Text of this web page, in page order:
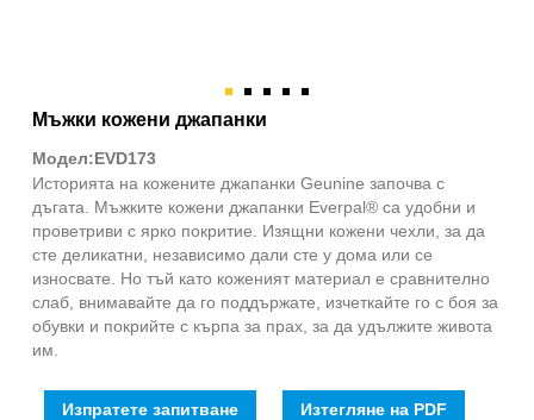
Мъжки кожени джапанки
Модел:EVD173
Историята на кожените джапанки Geunine започва с
дъгата. Мъжките кожени джапанки Everpal® са удобни и
проветриви с ярко покритие. Изящни кожени чехли, за да
сте деликатни, независимо дали сте у дома или се
износвате. Но тъй като коженият материал е сравнително
слаб, внимавайте да го поддържате, изчеткайте го с боя за
обувки и покрийте с кърпа за прах, за да удължите живота
им.
Изпратете запитване Изтегляне на PDF